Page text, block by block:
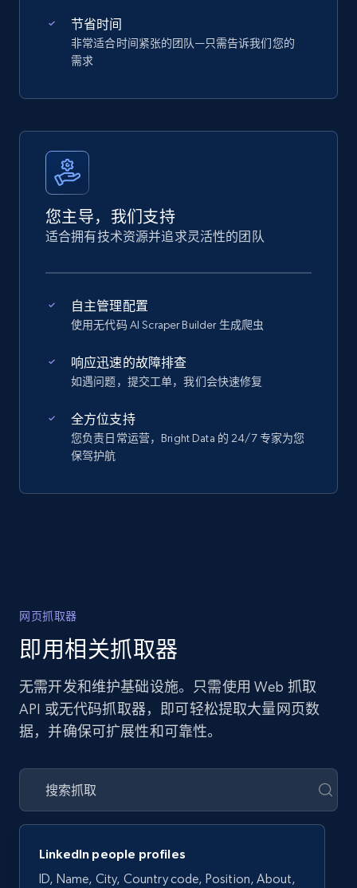
节省时间
非常适合时间紧张的团队—只需告诉我们您的
需求
您主导，我们支持
适合拥有技术资源并追求灵活性的团队
自主管理配置
使用无代码 AI Scraper Builder 生成爬虫
响应迅速的故障排查
如遇问题，提交工单，我们会快速修复
全方位支持
您负责日常运营，Bright Data 的 24/7 专家为您
保驾护航
网页抓取器
即用相关抓取器
无需开发和维护基础设施。只需使用 Web 抓取
API 或无代码抓取器，即可轻松提取大量网页数
据，并确保可扩展性和可靠性。
LinkedIn people profiles
ID, Name, City, Country code, Position, About,